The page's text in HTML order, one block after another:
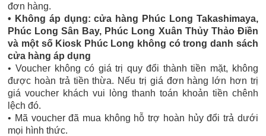
đơn hàng.
• Không áp dụng: cửa hàng Phúc Long Takashimaya,
Phúc Long Sân Bay, Phúc Long Xuân Thủy Thảo Điền
và một số Kiosk Phúc Long không có trong danh sách
cửa hàng áp dụng
• Voucher không có giá trị quy đổi thành tiền mặt, không
được hoàn trả tiền thừa. Nếu trị giá đơn hàng lớn hơn trị
giá voucher khách vui lòng thanh toán khoản tiền chênh
lệch đó.
• Mã voucher đã mua không hỗ trợ hoàn hủy đổi trả dưới
mọi hình thức.